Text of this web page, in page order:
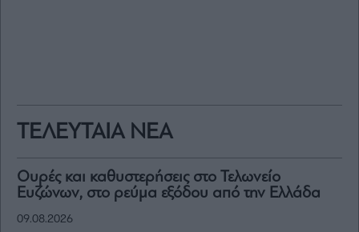
ΤΕΛΕΥΤΑΙΑ ΝΕΑ
Ουρές και καθυστερήσεις στο Τελωνείο
Ευζώνων, στο ρεύμα εξόδου από την Ελλάδα
09.08.2026